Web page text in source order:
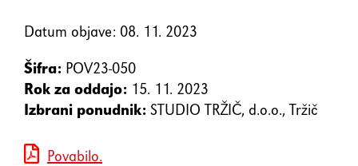
Datum objave: 08. 11. 2023
Šifra: POV23-050
Rok za oddajo: 15. 11. 2023
Izbrani ponudnik: STUDIO TRŽIČ, d.o.o., Tržič
Povabilo.
Zapre pojavno okno / meni
Premakne fokus na naslednji